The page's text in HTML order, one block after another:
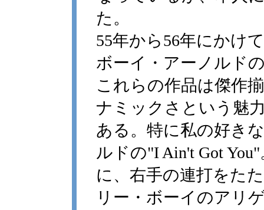
た。
55年から56年にかけ
ボーイ・アーノルド
これらの作品は傑作
ナミックさという魅
ある。特に私の好き
ルドの"I Ain't Got
に、右手の連打をた
リー・ボーイのアリ